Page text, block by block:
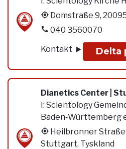
Domstraße 9,
040 3560070
Kontakt
Delta
Dianetics Center |
I: Scientology
Baden‑Württemberg
Heilbronner Straße
Stuttgart, Tyskland